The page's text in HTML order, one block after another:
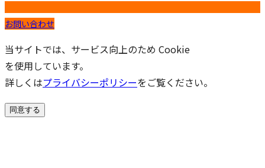
お問い合わせ
当サイトでは、サービス向上のため Cookie
を使用しています。
詳しくはプライバシーポリシーをご覧ください。
同意する